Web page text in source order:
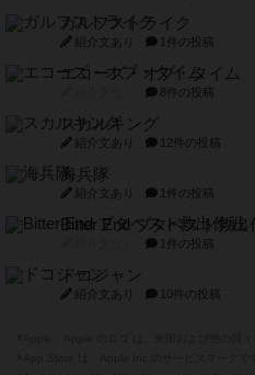
ガルフストライク
紹介文あり 1件の投稿
エコーズ・オブ・タイム
8件の投稿
スカルキング
紹介文あり 12件の投稿
海兵隊
紹介文あり 1件の投稿
Bitter End ブタペスト救出
1件の投稿
ドコジャン
紹介文あり 10件の投稿